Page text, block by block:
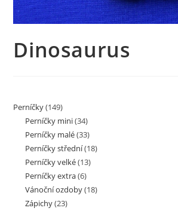
Dinosaurus
Perníčky(149)
Perníčky mini(34)
Perníčky malé(33)
Perníčky střední(18)
Perníčky velké(13)
Perníčky extra(6)
Vánoční ozdoby(18)
Zápichy(23)